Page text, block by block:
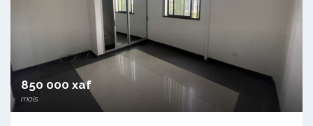
850 000 xaf
mois